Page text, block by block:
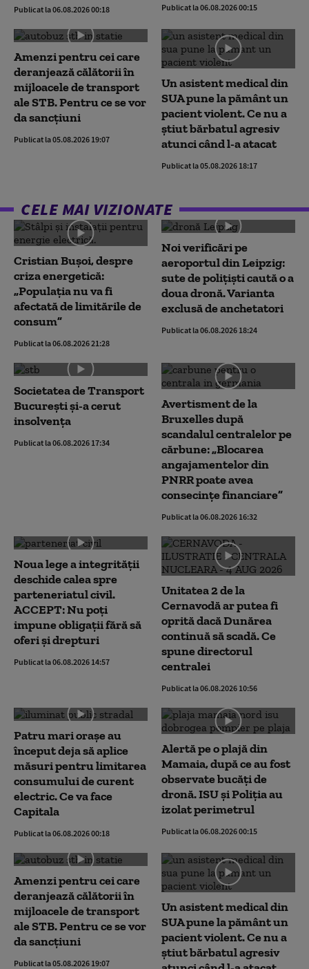
Publicat la 06.08.2026 00:18 Publicat la 06.08.2026 00:15
Amenzi pentru cei care
deranjează călătorii în
mijloacele de transport
ale STB. Pentru ce se vor
da sancțiuni
Publicat la 05.08.2026 19:07
Un asistent medical din
SUA pune la pământ un
pacient violent. Ce nu a
știut bărbatul agresiv
atunci când l-a atacat
Publicat la 05.08.2026 18:17
CELE MAI VIZIONATE
Cristian Bușoi, despre
criza energetică:
„Populația nu va fi
afectată de limitările de
consum”
Publicat la 06.08.2026 21:28
Noi verificări pe
aeroportul din Leipzig:
sute de polițiști caută o a
doua dronă. Varianta
exclusă de anchetatori
Publicat la 06.08.2026 18:24
Societatea de Transport
București și-a cerut
insolvența
Publicat la 06.08.2026 17:34
Avertisment de la
Bruxelles după
scandalul centralelor pe
cărbune: „Blocarea
angajamentelor din
PNRR poate avea
consecințe financiare”
Publicat la 06.08.2026 16:32
Noua lege a integrității
deschide calea spre
parteneriatul civil.
ACCEPT: Nu poți
impune obligații fără să
oferi și drepturi
Publicat la 06.08.2026 14:57
Unitatea 2 de la
Cernavodă ar putea fi
oprită dacă Dunărea
continuă să scadă. Ce
spune directorul
centralei
Publicat la 06.08.2026 10:56
Patru mari orașe au
început deja să aplice
măsuri pentru limitarea
consumului de curent
electric. Ce va face
Capitala
Publicat la 06.08.2026 00:18
Alertă pe o plajă din
Mamaia, după ce au fost
observate bucăți de
dronă. ISU și Poliția au
izolat perimetrul
Publicat la 06.08.2026 00:15
Amenzi pentru cei care
deranjează călătorii în
mijloacele de transport
ale STB. Pentru ce se vor
da sancțiuni
Publicat la 05.08.2026 19:07
Un asistent medical din
SUA pune la pământ un
pacient violent. Ce nu a
știut bărbatul agresiv